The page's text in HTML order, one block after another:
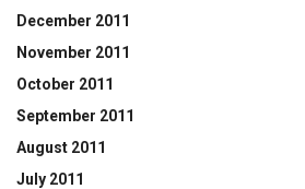
December 2011
November 2011
October 2011
September 2011
August 2011
July 2011